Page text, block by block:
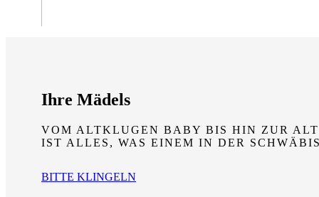
Ihre Mädels
VOM ALTKLUGEN BABY BIS HIN ZUR
IST ALLES, WAS EINEM IN DER
BITTE KLINGELN